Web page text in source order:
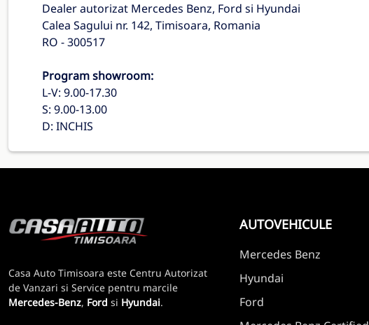
Dealer autorizat Mercedes Benz, Ford si Hyundai
Calea Sagului nr. 142, Timisoara, Romania
RO - 300517
Program showroom:
L-V: 9.00-17.30
S: 9.00-13.00
D: INCHIS
Casa Auto Timisoara este Centru Autorizat
de Vanzari si Service pentru marcile
Mercedes-Benz, Ford si Hyundai.
AUTOVEHICULE
Mercedes Benz
Hyundai
Ford